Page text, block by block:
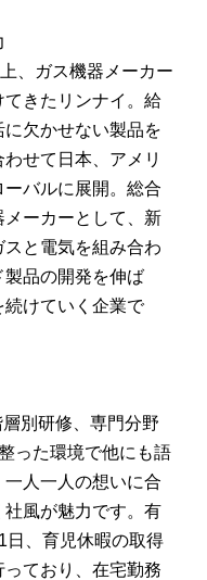
、ガス機器メーカー
てきたリンナイ。給
欠かせない製品を
せて日本、アメリ
ーバルに展開。総合
ーカーとして、新
と電気を組み合わ
品の開発を伸ば
続けていく企業で
別研修、専門分野
った環境で他にも語
人一人の想いに合
風が魅力です。有
日、育児休暇の取得
ており、在宅勤務